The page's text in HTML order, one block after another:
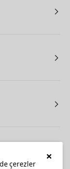
×
çerezler